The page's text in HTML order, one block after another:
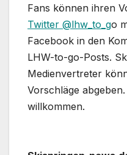
Fans können ihren
Twitter @lhw_to_go
Facebook in den
LHW-to-go-Posts.
Medienvertreter
Vorschläge
willkommen.